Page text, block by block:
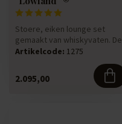
Stoere, eiken lounge set
gemaakt van whiskyvaten. De
vaten hebben vele jaren de ...
Artikelcode: 1275
2.095,00